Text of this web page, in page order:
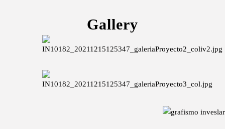
Gallery